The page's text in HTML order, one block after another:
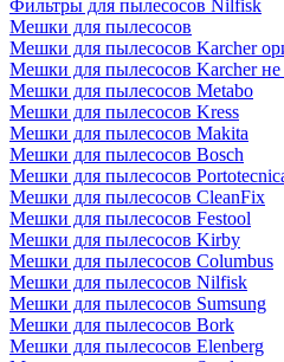
Фильтры для пылесосов Nilfisk
Мешки для пылесосов
Мешки для пылесосов Karcher
Мешки для пылесосов Karcher
Мешки для пылесосов Metabo
Мешки для пылесосов Kress
Мешки для пылесосов Makita
Мешки для пылесосов Bosch
Мешки для пылесосов
Мешки для пылесосов CleanFix
Мешки для пылесосов Festool
Мешки для пылесосов Kirby
Мешки для пылесосов Columbus
Мешки для пылесосов Nilfisk
Мешки для пылесосов Sumsung
Мешки для пылесосов Bork
Мешки для пылесосов Elenberg